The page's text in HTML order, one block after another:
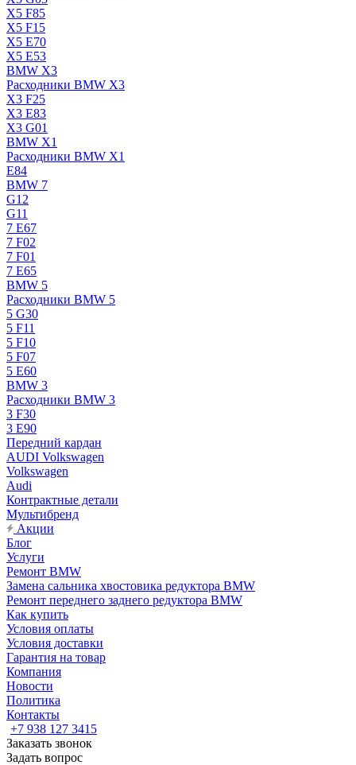
X5 F85
X5 F15
X5 E70
X5 E53
BMW X3
Расходники BMW X3
X3 F25
X3 E83
X3 G01
BMW X1
Расходники BMW X1
E84
BMW 7
G12
G11
7 Е67
7 F02
7 F01
7 E65
BMW 5
Расходники BMW 5
5 G30
5 F11
5 F10
5 F07
5 E60
BMW 3
Расходники BMW 3
3 F30
3 E90
Передний кардан
AUDI Volkswagen
Volkswagen
Audi
Контрактные детали
Мультибренд
Акции
Блог
Услуги
Ремонт BMW
Замена сальника хвостовика редуктора BMW
Ремонт переднего заднего редуктора BMW
Как купить
Условия оплаты
Условия доставки
Гарантия на товар
Компания
Новости
Политика
Контакты
+7 938 127 3415
Заказать звонок
Задать вопрос